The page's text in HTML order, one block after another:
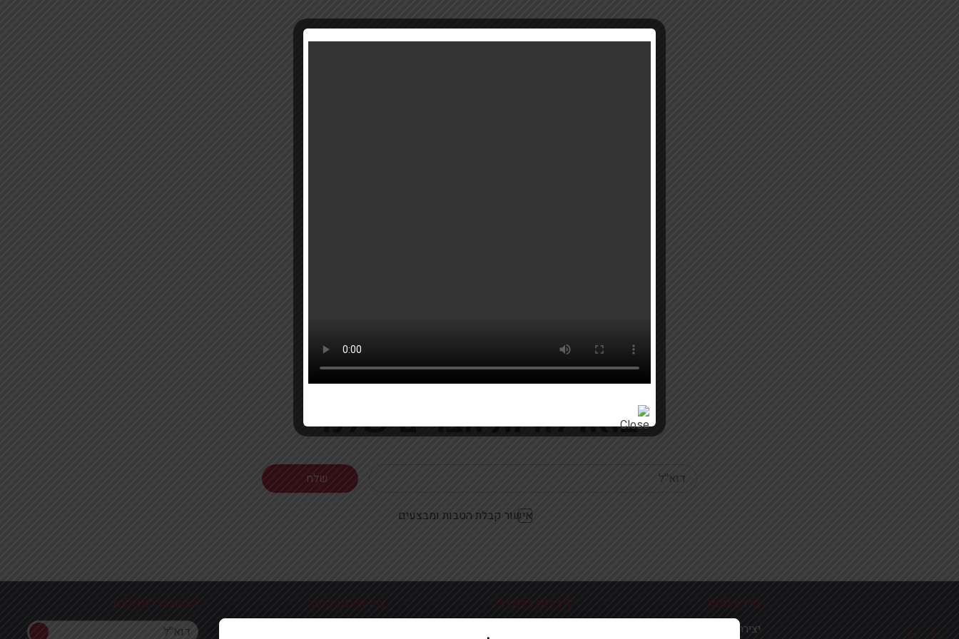
רוצים להתעדכן ראשונים על מבצעים והטבות?
בואו להיות חברים שלנו
Your email
אישור קבלת הטבות ומבצעים
מידע נוסף
יצירת קשר
לינקים נפוצים צרו איתנו קשר הרשמה לניוזלטר
הרשמה לניוזלטר